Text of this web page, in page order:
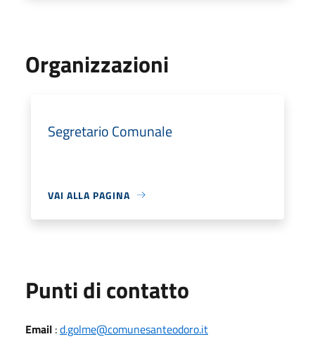
Organizzazioni
Segretario Comunale
VAI ALLA PAGINA
Punti di contatto
Email :d.golme@comunesanteodoro.it